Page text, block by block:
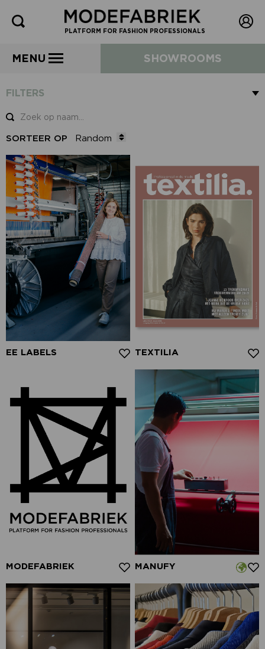
PLATFORM FOR FASHION PROFESSIONALS
MENU SHOWROOMS
FILTERS
SORTEER OP Random
EE LABELS TEXTILIA
MODEFABRIEK MANUFY